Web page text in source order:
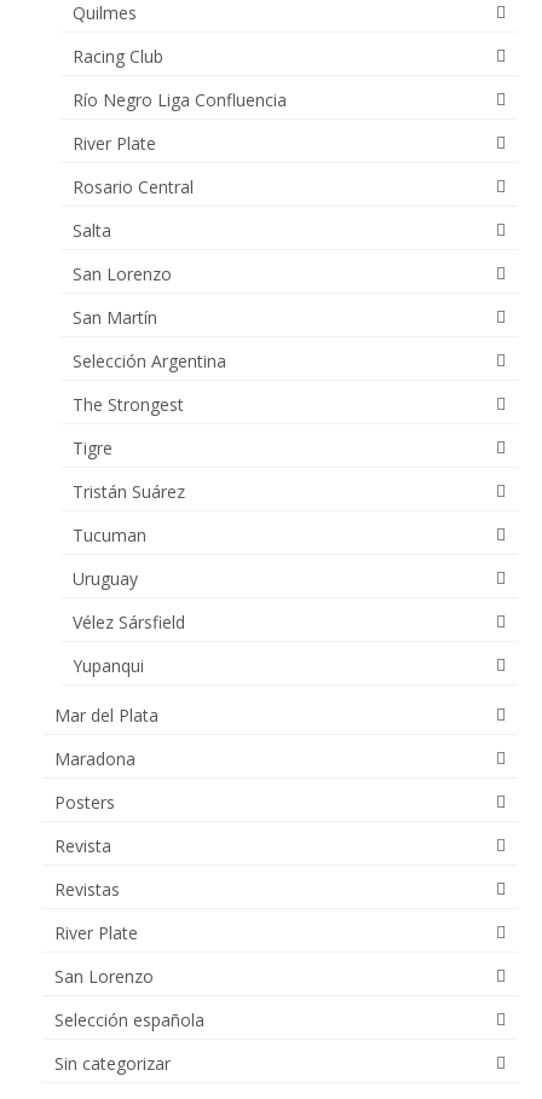
Quilmes
Racing Club
Río Negro Liga Confluencia
River Plate
Rosario Central
Salta
San Lorenzo
San Martín
Selección Argentina
The Strongest
Tigre
Tristán Suárez
Tucuman
Uruguay
Vélez Sársfield
Yupanqui
Mar del Plata
Maradona
Posters
Revista
Revistas
River Plate
San Lorenzo
Selección española
Sin categorizar